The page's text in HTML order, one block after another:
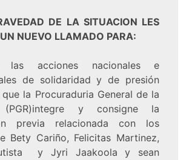
DE LA SITUACION LES
NUEVO LLAMADO PARA:
las acciones nacionales e
de solidaridad y de presión
la Procuraduria General de la
(PGR)integre y consigne la
previa relacionada con los
Bety Cariño, Felicitas Martinez,
y Jyri Jaakoola y sean